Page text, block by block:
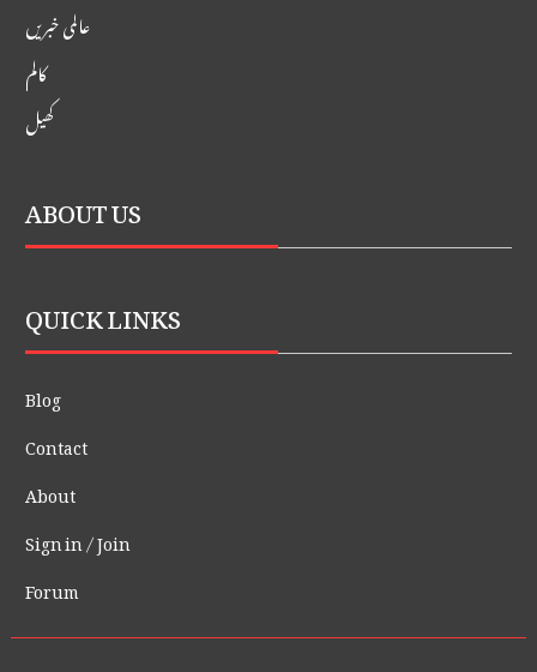
عالمی خبریں
کالم
کھیل
ABOUT US
QUICK LINKS
Blog
Contact
About
Sign in / Join
Forum